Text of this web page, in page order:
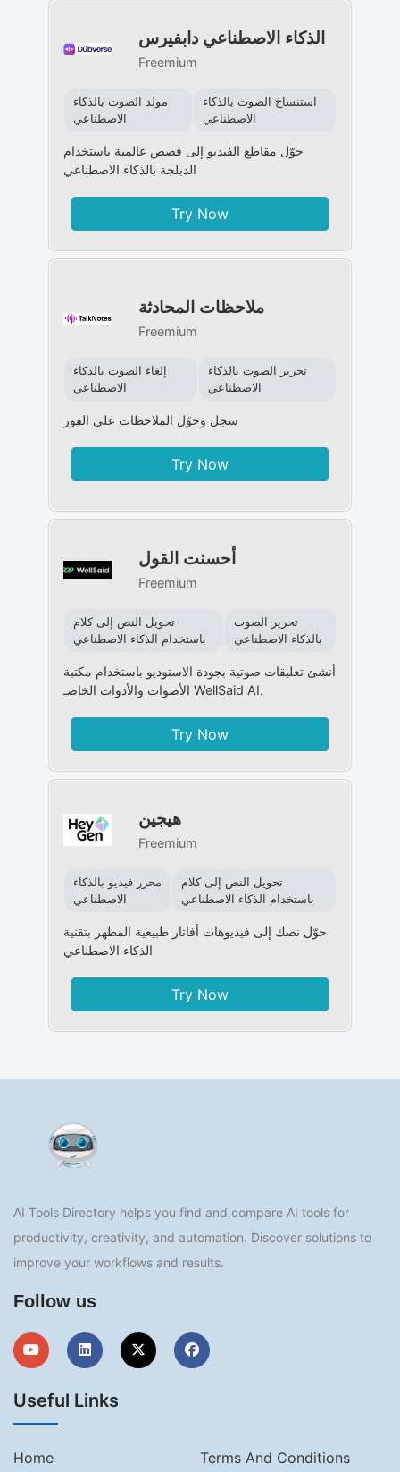
الذكاء الاصطناعي دابفيرس
Freemium
مولد الصوت بالذكاء
الاصطناعي
استنساخ الصوت بالذكاء
الاصطناعي
حوّل مقاطع الفيديو إلى قصص عالمية باستخدام
الدبلجة بالذكاء الاصطناعي
Try Now
ملاحظات المحادثة
Freemium
إلغاء الصوت بالذكاء
الاصطناعي
تحرير الصوت بالذكاء
الاصطناعي
سجل وحوّل الملاحظات على الفور
Try Now
أحسنت القول
Freemium
تحويل النص إلى كلام
باستخدام الذكاء الاصطناعي
تحرير الصوت
بالذكاء الاصطناعي
أنشئ تعليقات صوتية بجودة الاستوديو باستخدام مكتبة
الأصوات والأدوات الخاصـ WellSaid AI.
Try Now
هيجين
Freemium
محرر فيديو بالذكاء
الاصطناعي
تحويل النص إلى كلام
باستخدام الذكاء الاصطناعي
حوّل نصك إلى فيديوهات أفاتار طبيعية المظهر بتقنية
الذكاء الاصطناعي
Try Now
AI Tools Directory helps you find and compare AI tools for
productivity, creativity, and automation. Discover solutions to
improve your workflows and results.
Follow us
Useful Links
Home Terms And Conditions